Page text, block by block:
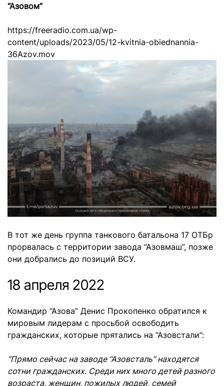
“Азовом”
https://freeradio.com.ua/wp-
content/uploads/2023/05/12-kvitnia-obiednannia-
36Azov.mov
В тот же день группа танкового батальона 17 ОТБр
прорвалась с территории завода “Азовмаш”, позже
они добрались до позиций ВСУ.
18 апреля 2022
Командир “Азова” Денис Прокопенко обратился к
мировым лидерам с просьбой освободить
гражданских, которые прятались на “Азовстали”:
“Прямо сейчас на заводе “Азовсталь” находятся
сотни гражданских. Среди них много детей разного
возраста, женщин, пожилых людей, семей